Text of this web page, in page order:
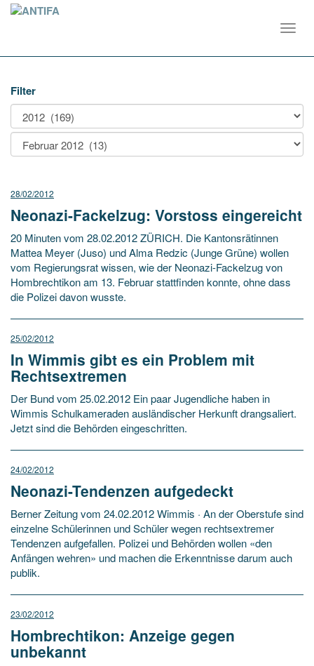
Filter
28/02/2012
Neonazi-Fackelzug: Vorstoss eingereicht
20 Minuten vom 28.02.2012 ZÜRICH. Die Kantonsrätinnen
Mattea Meyer (Juso) und Alma Redzic (Junge Grüne) wollen
vom Regierungsrat wissen, wie der Neonazi-Fackelzug von
Hombrechtikon am 13. Februar stattfinden konnte, ohne dass
die Polizei davon wusste.
25/02/2012
In Wimmis gibt es ein Problem mit
Rechtsextremen
Der Bund vom 25.02.2012 Ein paar Jugendliche haben in
Wimmis Schulkameraden ausländischer Herkunft drangsaliert.
Jetzt sind die Behörden eingeschritten.
24/02/2012
Neonazi-Tendenzen aufgedeckt
Berner Zeitung vom 24.02.2012 Wimmis · An der Oberstufe sind
einzelne Schülerinnen und Schüler wegen rechtsextremer
Tendenzen aufgefallen. Polizei und Behörden wollen «den
Anfängen wehren» und machen die Erkenntnisse darum auch
publik.
23/02/2012
Hombrechtikon: Anzeige gegen
unbekannt